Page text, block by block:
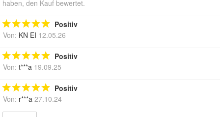
haben, den Kauf bewertet.
Positiv
Von: KN EI 12.05.26
Positiv
Von: t***a 19.09.25
Positiv
Von: r***a 27.10.24